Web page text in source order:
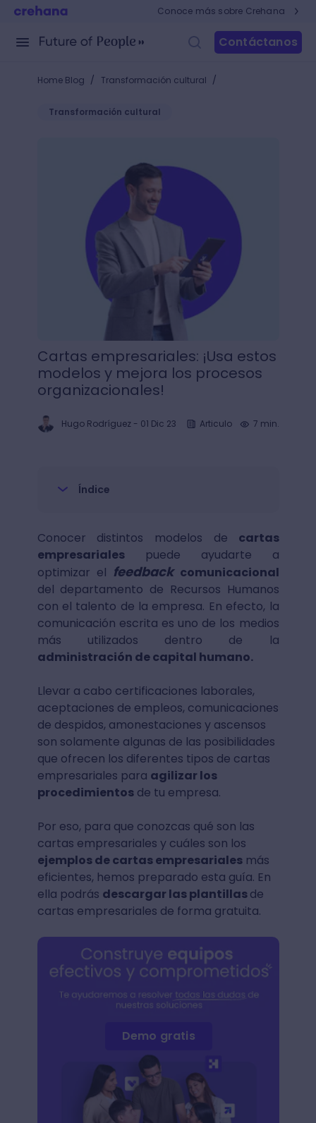
Conoce más sobre Crehana
Contáctanos
Home Blog / Transformación cultural /
Transformación cultural
Cartas empresariales: ¡Usa estos
modelos y mejora los procesos
organizacionales!
Hugo Rodríguez- 01 Dic 23 Articulo 7 min.
Índice
Conocer distintos modelos de cartas
empresarialespuede ayudarte a
optimizar el feedback comunicacional
del departamento de Recursos Humanos
con el talento de la empresa. En efecto, la
comunicación escrita es uno de los medios
más utilizados dentro de la
administración de capital humano.
Llevar a cabo certificaciones laborales,
aceptaciones de empleos, comunicaciones
de despidos, amonestaciones y ascensos
son solamente algunas de las posibilidades
que ofrecen los diferentes tipos de cartas
empresariales para agilizar los
procedimientosde tu empresa.
Por eso, para que conozcas qué son las
cartas empresariales y cuáles son los
ejemplos de cartas empresarialesmás
eficientes, hemos preparado esta guía. En
ella podrás descargar las plantillasde
cartas empresariales de forma gratuita.
Demo gratis